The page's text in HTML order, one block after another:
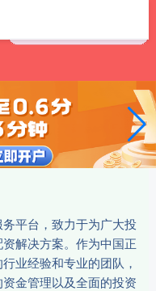
平台，致力于为广大投
解决方案。作为中国正
业经验和专业的团队，
金管理以及全面的投资